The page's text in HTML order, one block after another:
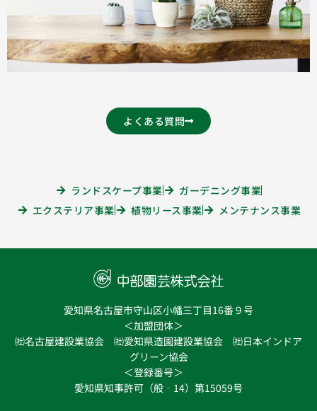
よくある質問
ランドスケープ事業
ガーデニング事業
エクステリア事業
植物リース事業 メンテナンス事業
愛知県名古屋市守山区小幡三丁目16番９号
＜加盟団体＞
㈳名古屋建設業協会 ㈳愛知県造園建設業協会 ㈳日本インドア
グリーン協会
＜登録番号＞
愛知県知事許可（般‐14）第15059号